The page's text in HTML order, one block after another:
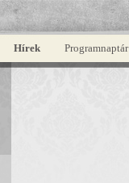
Hírek Programnaptár